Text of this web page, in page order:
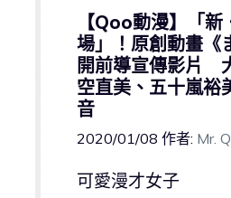
【Qoo動漫】「新
場」！原創動畫《
開前導宣傳影片
空直美、五十嵐裕
音
2020/01/08 作者: Mr.
可愛漫才女子